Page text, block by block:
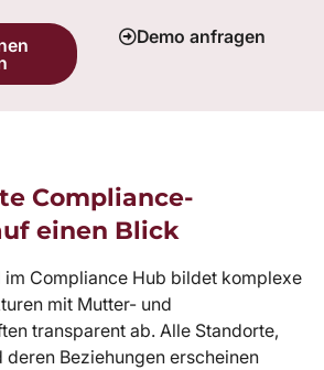
Demo anfragen
Compliance-
einen Blick
im Compliance Hub bildet komplexe
mit Mutter- und
transparent ab. Alle Standorte,
deren Beziehungen erscheinen